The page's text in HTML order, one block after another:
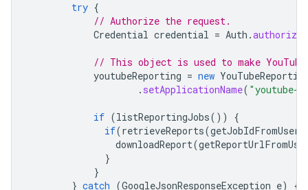
try {
// Authorize the request.
Credential credential = Auth .authorize
// This object is used to make
youtubeReporting = new
. setApplicationName( "youtube-
if (listReportingJobs())
{
if(retrieveReports(getJobIdFromUser
downloadReport(
}
}
} catch (GoogleJsonResponseException e) {